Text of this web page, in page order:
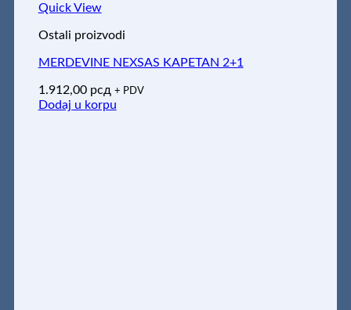
Quick View
Ostali proizvodi
MERDEVINE NEXSAS KAPETAN 2+1
1.912,00 рсд + PDV
Dodaj u korpu